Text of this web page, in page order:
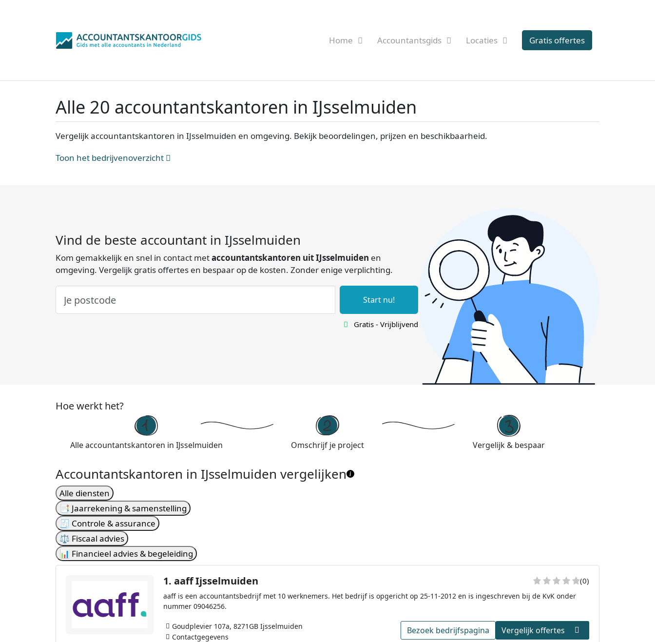
Home Accountantsgids Locaties Gratis offertes
Alle 20 accountantskantoren in IJsselmuiden
Vergelijk accountantskantoren in IJsselmuiden en omgeving. Bekijk beoordelingen, prijzen en beschikbaarheid.
Toon het bedrijvenoverzicht
Vind de beste accountant in IJsselmuiden
Kom gemakkelijk en snel in contact metaccountantskantoren uit IJsselmuiden en
omgeving. Vergelijk gratis offertes en bespaar op de kosten. Zonder enige verplichting.
Start nu!
Gratis - Vrijblijvend
Hoe werkt het?
Alle accountantskantoren in IJsselmuiden Omschrijf je project Vergelijk & bespaar
Accountantskantoren in IJsselmuiden vergelijken
Alle diensten
📑 Jaarrekening & samenstelling
🧾 Controle & assurance
⚖️ Fiscaal advies
📊 Financieel advies & begeleiding
1. aaff Ijsselmuiden (0)
aaff is een accountantsbedrijf met 10 werknemers. Het bedrijf is opgericht op 25-11-2012 en is ingeschreven bij de KvK onder
nummer 09046256.
Goudplevier 107a, 8271GB Ijsselmuiden
Contactgegevens
Bezoek bedrijfspagina Vergelijk offertes